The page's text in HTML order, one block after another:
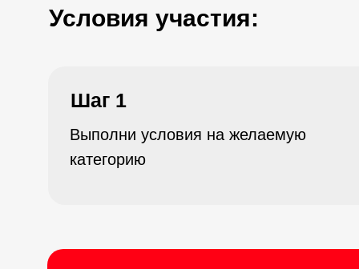
Условия участия:
Шаг 1
Выполни условия на желаемую
категорию